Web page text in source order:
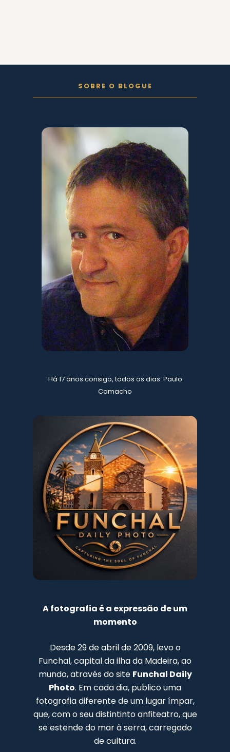
FOLLOW ON INSTAGRAM SOBRE O BLOGUE
Há 17 anos consigo, todos os dias. Paulo
Camacho
A fotografia é a expressão de um
momento
Desde 29 de abril de 2009, levo o
Funchal, capital da ilha da Madeira, ao
mundo, através do site Funchal Daily
Photo. Em cada dia, publico uma
fotografia diferente de um lugar ímpar,
que, com o seu distintinto anfiteatro, que
se estende do mar à serra, carregado
de cultura.